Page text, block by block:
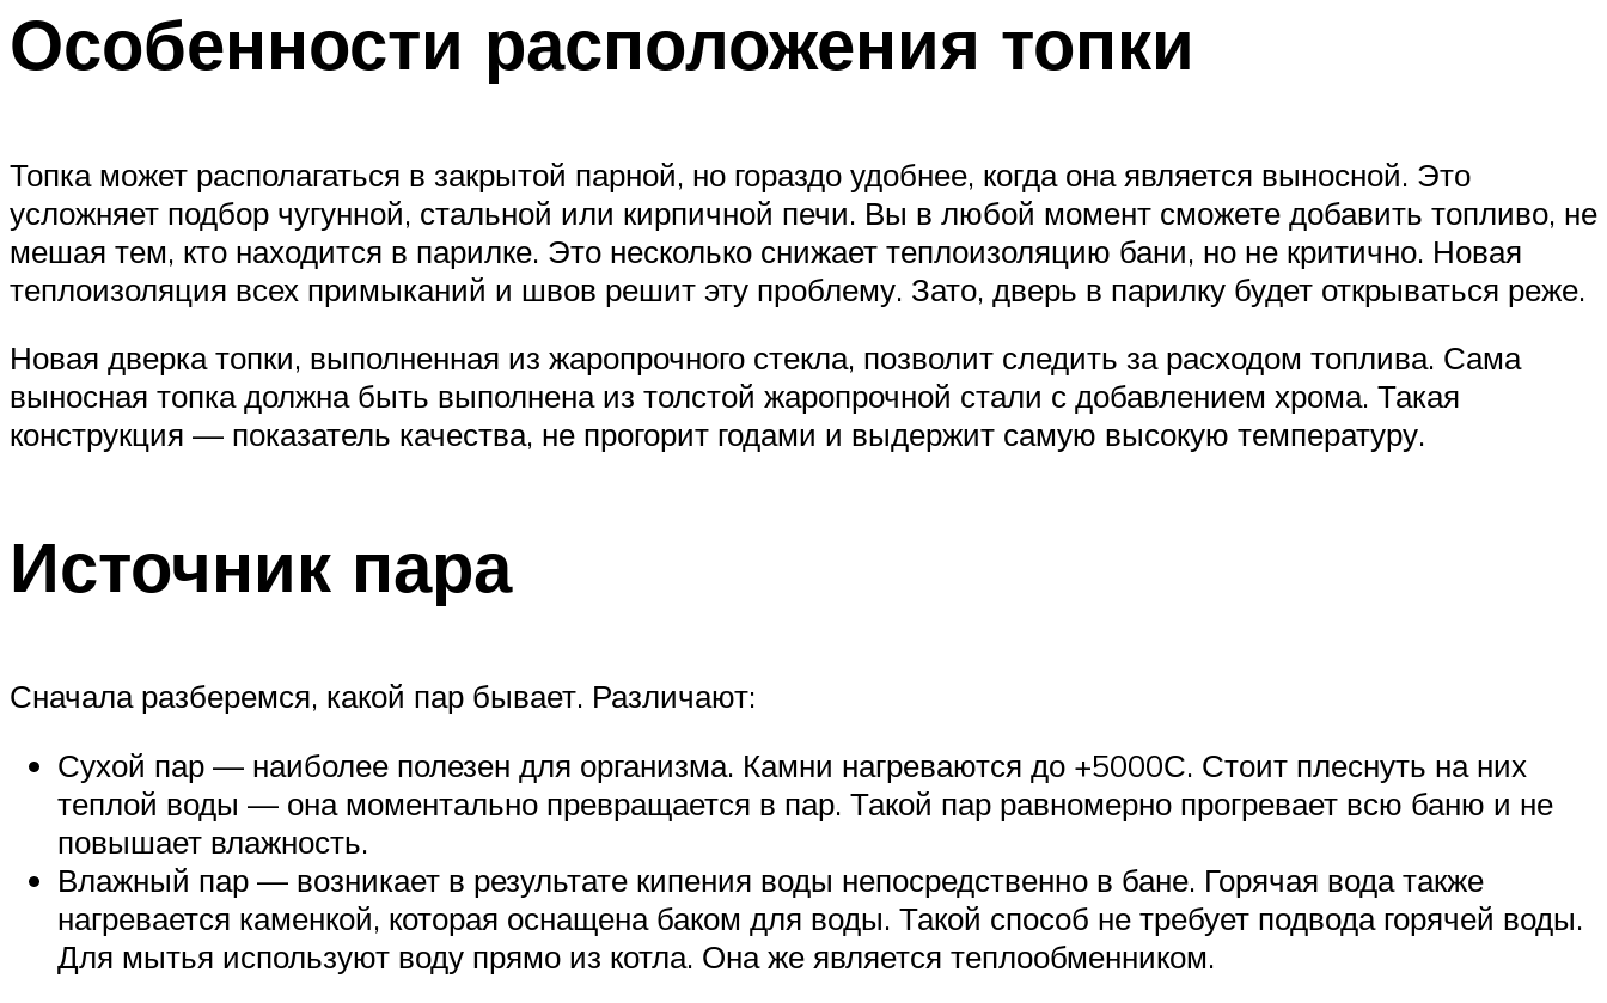
Особенности расположения топки
Топка может располагаться в закрытой парной, но гораздо удобнее, когда она является выносной. Это
усложняет подбор чугунной, стальной или кирпичной печи. Вы в любой момент сможете добавить топливо, не
мешая тем, кто находится в парилке. Это несколько снижает теплоизоляцию бани, но не критично. Новая
теплоизоляция всех примыканий и швов решит эту проблему. Зато, дверь в парилку будет открываться реже.
Новая дверка топки, выполненная из жаропрочного стекла, позволит следить за расходом топлива. Сама
выносная топка должна быть выполнена из толстой жаропрочной стали с добавлением хрома. Такая
конструкция — показатель качества, не прогорит годами и выдержит самую высокую температуру.
Источник пара
Сначала разберемся, какой пар бывает. Различают:
Сухой пар — наиболее полезен для организма. Камни нагреваются до +5000С. Стоит плеснуть на них
теплой воды — она моментально превращается в пар. Такой пар равномерно прогревает всю баню и не
повышает влажность.
Влажный пар — возникает в результате кипения воды непосредственно в бане. Горячая вода также
нагревается каменкой, которая оснащена баком для воды. Такой способ не требует подвода горячей воды.
Для мытья используют воду прямо из котла. Она же является теплообменником.